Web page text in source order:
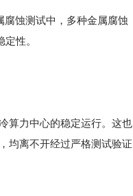
腐蚀测试中，多种金属腐蚀
性。
算力中心的稳定运行。这也
均离不开经过严格测试验证